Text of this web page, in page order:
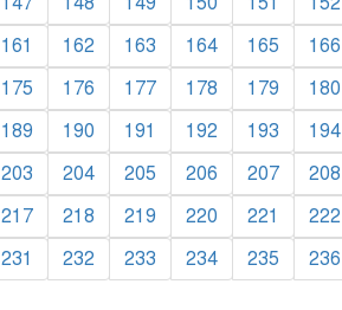
161 162 163 164 165 166
175 176 177 178 179 180
189 190 191 192 193 194
203 204 205 206 207 208
217 218 219 220 221 222
231 232 233 234 235 236